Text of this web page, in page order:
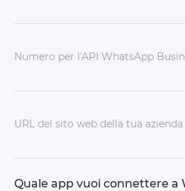
Numero per l'API WhatsApp
URL del sito web della tua azienda
Quale app vuoi connettere a